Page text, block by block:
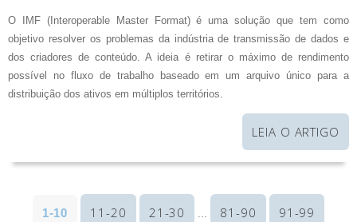
O IMF (Interoperable Master Format) é uma solução que tem como
objetivo resolver os problemas da indústria de transmissão de dados e
dos criadores de conteúdo. A ideia é retirar o máximo de rendimento
possível no fluxo de trabalho baseado em um arquivo único para a
distribuição dos ativos em múltiplos territórios.
LEIA O ARTIGO
1-10 11-20 21-30 ... 81-90 91-99